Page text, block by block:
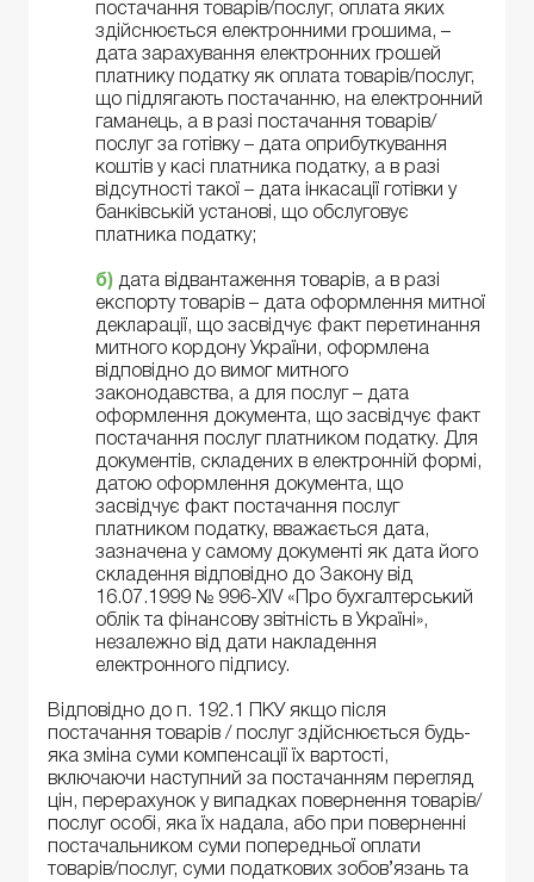
постачання товарів/послуг, оплата яких
здійснюється електронними грошима, –
дата зарахування електронних грошей
платнику податку як оплата товарів/послуг,
що підлягають постачанню, на електронний
гаманець, а в разі постачання товарів/
послуг за готівку – дата оприбуткування
коштів у касі платника податку, а в разі
відсутності такої – дата інкасації готівки у
банківській установі, що обслуговує
платника податку;
б) дата відвантаження товарів, а в разі
експорту товарів – дата оформлення митної
декларації, що засвідчує факт перетинання
митного кордону України, оформлена
відповідно до вимог митного
законодавства, а для послуг – дата
оформлення документа, що засвідчує факт
постачання послуг платником податку. Для
документів, складених в електронній формі,
датою оформлення документа, що
засвідчує факт постачання послуг
платником податку, вважається дата,
зазначена у самому документі як дата його
складення відповідно до Закону від
16.07.1999 № 996-XIV «Про бухгалтерський
облік та фінансову звітність в Україні»,
незалежно від дати накладення
електронного підпису.
Відповідно до п. 192.1 ПКУ якщо після
постачання товарів / послуг здійснюється будь-
яка зміна суми компенсації їх вартості,
включаючи наступний за постачанням перегляд
цін, перерахунок у випадках повернення товарів/
послуг особі, яка їх надала, або при поверненні
постачальником суми попередньої оплати
товарів/послуг, суми податкових зобов’язань та